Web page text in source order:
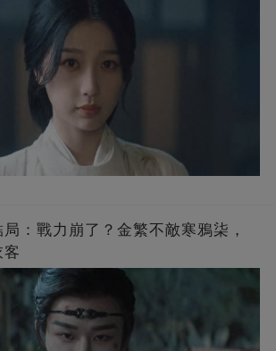
局：戰力崩了？金繁不敵寒鴉柒，
客